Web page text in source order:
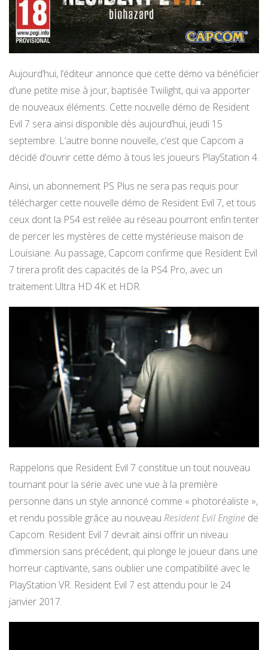
Aujourd’hui, l’éditeur annonce que cette démo va bénéficier
d’une petite mise à jour, baptisée Twilight, qui va apporter
de nouveaux éléments. Cette nouvelle démo de Resident
Evil 7 sera ainsi disponible dès aujourd’hui, jeudi 15
septembre. L’autre bonne nouvelle, c’est que Capcom a
décidé d’ouvrir cette démo à tous les joueurs PlayStation 4.
Ainsi, un abonnement PS Plus ne sera pas requis pour
télécharger cette nouvelle démo de Resident Evil 7, et tous
ceux dont la PS4 est reliée au réseau pourront enfin tenter
de percer les mystères de cette mystérieuse maison de
Louisiane. Au passage, Capcom confirme que Resident Evil
7 tirera profit des capacités de la PS4 Pro, avec un
traitement Ultra HD 4K et HDR.
Rappelons que Resident Evil 7 constitue un tout nouveau
tournant pour la série avec une vue à la première
personne dans un style annoncé comme « photoréaliste »,
et rendu possible grâce au nouveau Resident Evil Engine de
Capcom. Resident Evil 7 devrait ainsi offrir un niveau
d’immersion sans précédent, qui plonge le joueur dans une
horreur captivante, sans oublier une compatibilité avec le
PlayStation VR. Resident Evil 7 est attendu pour le 24
janvier 2017.